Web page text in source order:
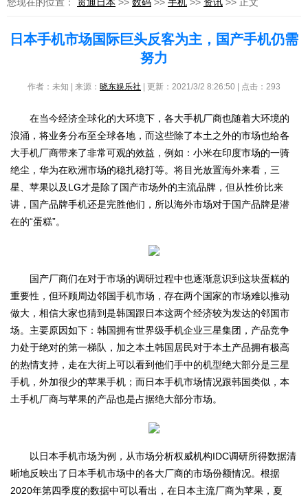
日本手机市场国际巨头反客为主，国产手机仍需
努力
作者：未知 | 来源： 晓东娱乐社 | 更新：2021/3/2 8:26:50 | 点击： 293
在当今经济全球化的大环境下，各大手机厂商也随着大环境的
浪涌，将业务分布至全球各地，而这些除了本土之外的市场也给各
大手机厂商带来了非常可观的效益，例如：小米在印度市场的一骑
绝尘，华为在欧洲市场的稳扎稳打等。将目光放置海外来看，三
星、苹果以及LG才是除了国产市场外的主流品牌，但从性价比来
讲，国产品牌手机还是完胜他们，所以海外市场对于国产品牌是潜
在的“蛋糕”。
国产厂商们在对于市场的调研过程中也逐渐意识到这块蛋糕的
重要性，但环顾周边邻国手机市场，存在两个国家的市场难以推动
做大，相信大家也猜到是韩国跟日本这两个经济较为发达的邻国市
场。主要原因如下：韩国拥有世界级手机企业三星集团，产品竞争
力处于绝对的第一梯队，加之本土韩国居民对于本土产品拥有极高
的热情支持，走在大街上可以看到他们手中的机型绝大部分是三星
手机，外加很少的苹果手机；而日本手机市场情况跟韩国类似，本
土手机厂商与苹果的产品也是占据绝大部分市场。
以日本手机市场为例，从市场分析权威机构IDC调研所得数据清
晰地反映出了日本手机市场中的各大厂商的市场份额情况。根据
2020年第四季度的数据中可以看出，在日本主流厂商为苹果，夏